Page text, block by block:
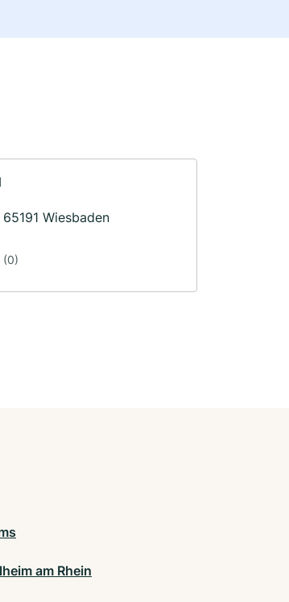
Wiesbaden
(0)
am Rhein